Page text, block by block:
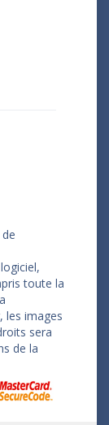
toute la
les images
sera
de la